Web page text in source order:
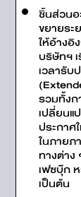
ชิ้นส่วนอ
ขยายระ
ให้อ้างอิ
บริษัทฯ
เวลารั
รวมทั้งก
เปลี่ยนแ
ประกาศ
ในภายภ
ทางต่าง
เฟซบุ๊ก
เป็นต้น